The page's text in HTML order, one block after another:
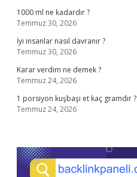
1000 ml ne kadardır ?
Temmuz 30, 2026
İyi insanlar nasıl davranır ?
Temmuz 30, 2026
Karar verdim ne demek ?
Temmuz 24, 2026
1 porsiyon kuşbaşı et kaç gramdır ?
Temmuz 24, 2026